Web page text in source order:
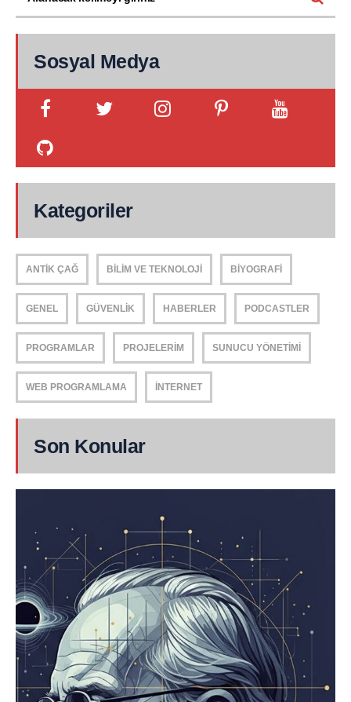
Sosyal Medya
Kategoriler
ANTIK ÇAĞ BILIM VE TEKNOLOJI BIYOGRAFI
GENEL GÜVENLIK HABERLER PODCASTLER
PROGRAMLAR PROJELERIM SUNUCU YÖNETIMI
WEB PROGRAMLAMA İNTERNET
Son Konular